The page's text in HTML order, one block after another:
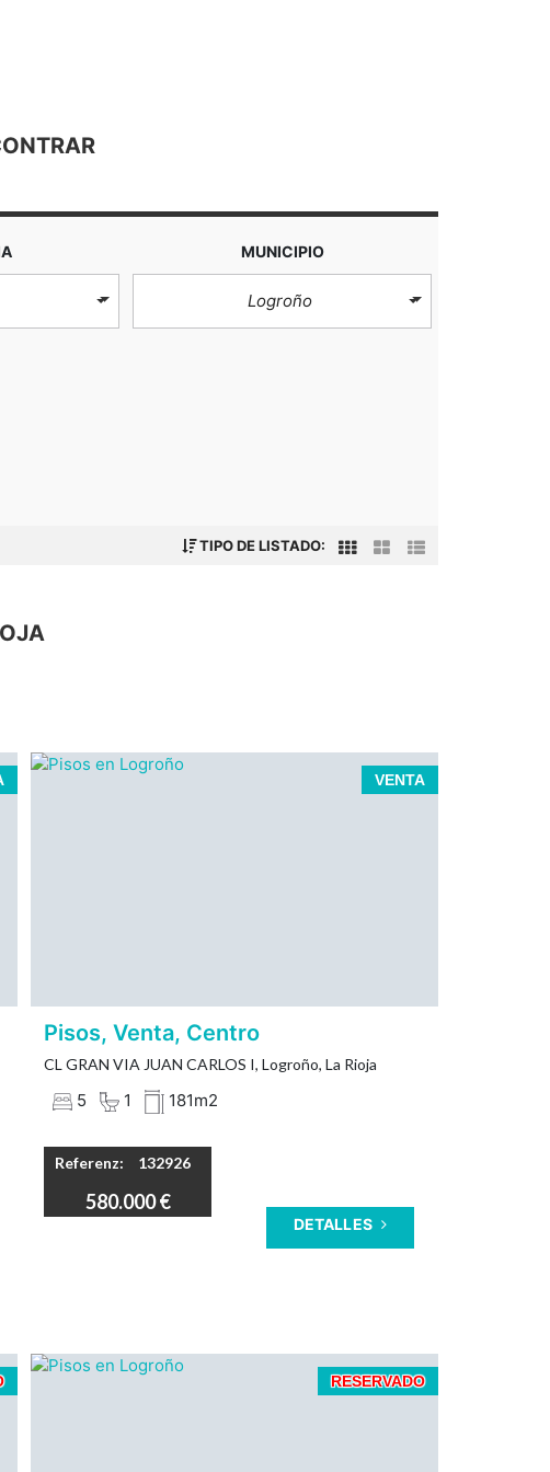
MUNICIPIO
Logroño
TIPO DE LISTADO:
VENTA
Pisos, Venta, Centro
CL GRAN VIA JUAN CARLOS I, Logroño, La Rioja
5 1 181m2
Referenz: 132926
580.000 €
DETALLES
RESERVADO
INMOBILIARIA SOLOZÁBAL presenta un
Apartamento en venta en el cubo Logroño